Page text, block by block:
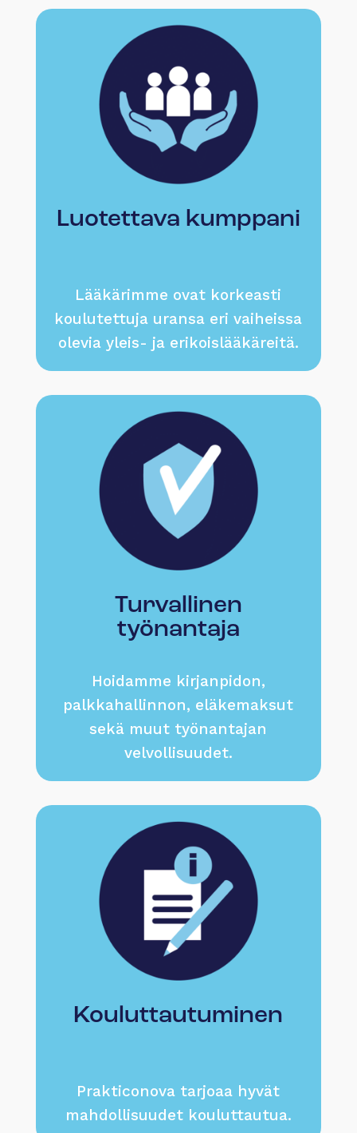
Luotettava kumppani
Lääkärimme ovat korkeasti
koulutettuja uransa eri vaiheissa
olevia yleis- ja erikoislääkäreitä.
Turvallinen
työnantaja
Hoidamme kirjanpidon,
palkkahallinnon, eläkemaksut
sekä muut työnantajan
velvollisuudet.
Kouluttautuminen
Prakticonova tarjoaa hyvät
mahdollisuudet kouluttautua.